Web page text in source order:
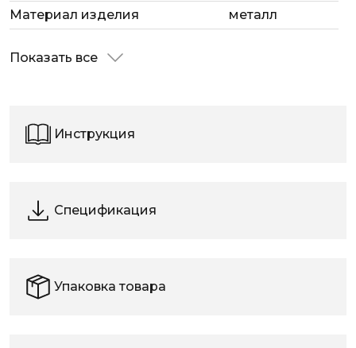
Материал изделия
металл
Показать все
Инструкция
Спецификация
Упаковка товара